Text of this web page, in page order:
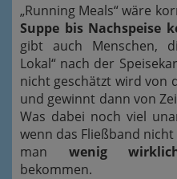
„Running Meals“ wäre
Suppe bis Nachspeise
gibt auch Menschen,
Lokal“ nach der
nicht geschätzt wird von
und gewinnt dann von
Was dabei noch viel
wenn das Fließband
man wenig
bekommen.